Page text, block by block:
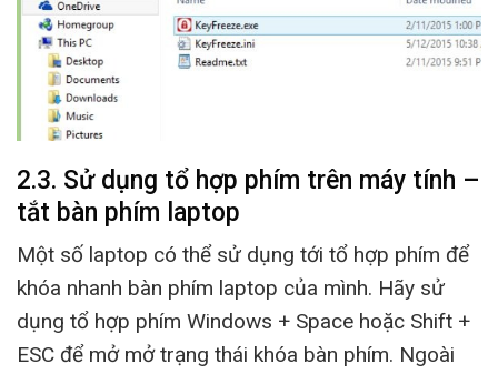
2.3. Sử dụng tổ hợp phím trên máy tính –
tắt bàn phím laptop
Một số laptop có thể sử dụng tới tổ hợp phím để
khóa nhanh bàn phím laptop của mình. Hãy sử
dụng tổ hợp phím Windows + Space hoặc Shift +
ESC để mở mở trạng thái khóa bàn phím. Ngoài